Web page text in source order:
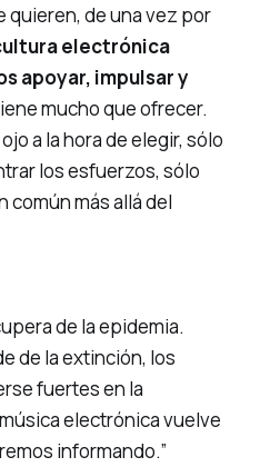
quieren, de una vez por
electrónica
apoyar, impulsar y
mucho que ofrecer.
a la hora de elegir, sólo
los esfuerzos, sólo
común más allá del
de la epidemia.
de la extinción, los
fuertes en la
electrónica vuelve
informando.”